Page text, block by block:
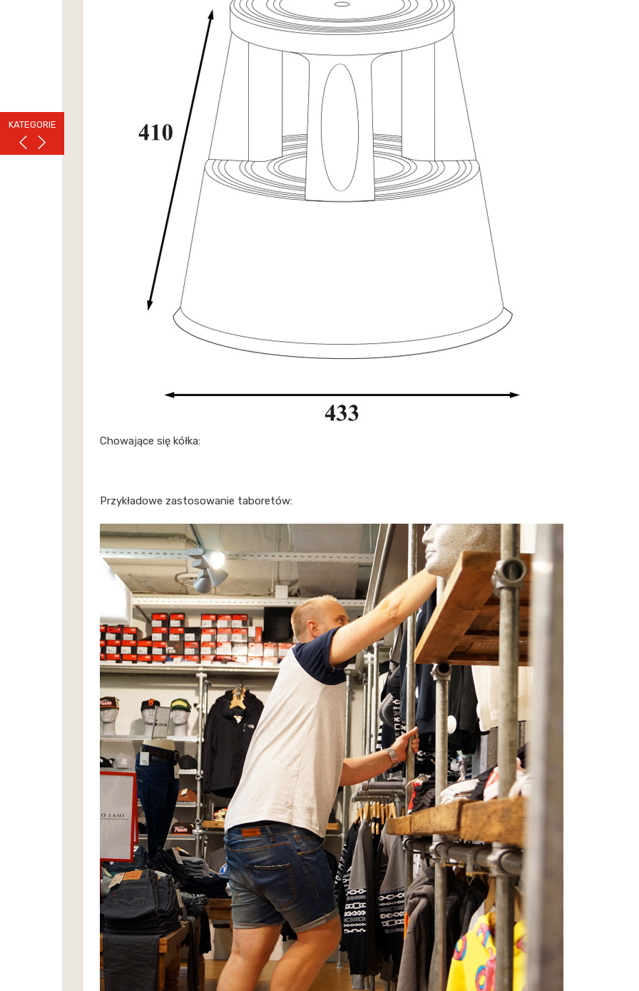
KATEGORIE
Chowające się kółka:
Przykładowe zastosowanie taboretów: